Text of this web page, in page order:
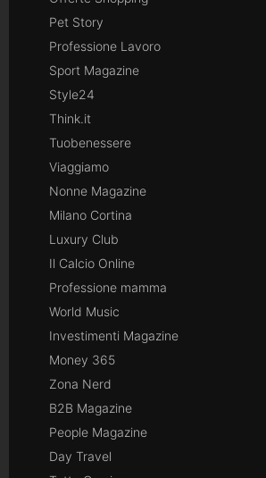
Pet Story
Professione Lavoro
Sport Magazine
Style24
Think.it
Tuobenessere
Viaggiamo
Nonne Magazine
Milano Cortina
Luxury Club
Il Calcio Online
Professione mamma
World Music
Investimenti Magazine
Money 365
Zona Nerd
B2B Magazine
People Magazine
Day Travel